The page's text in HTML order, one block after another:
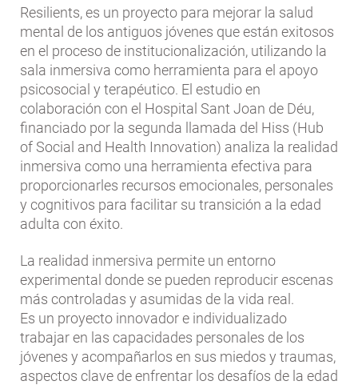
a
la
navegación
Resilients, es un proyecto para mejorar la salud
mental de los antiguos jóvenes que están exitosos
en el proceso de institucionalización, utilizando la
sala inmersiva como herramienta para el apoyo
psicosocial y terapéutico. El estudio en
colaboración con el Hospital Sant Joan de Déu,
financiado por la segunda llamada del Hiss (Hub
of Social and Health Innovation) analiza la realidad
inmersiva como una herramienta efectiva para
proporcionarles recursos emocionales, personales
y cognitivos para facilitar su transición a la edad
adulta con éxito.
La realidad inmersiva permite un entorno
experimental donde se pueden reproducir escenas
más controladas y asumidas de la vida real.
Es un proyecto innovador e individualizado
trabajar en las capacidades personales de los
jóvenes y acompañarlos en sus miedos y traumas,
aspectos clave de enfrentar los desafíos de la edad